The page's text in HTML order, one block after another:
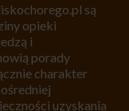
są
opieki
i
porady
charakter
uzyskania